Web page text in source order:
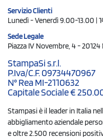
Servizio Clienti
Lunedì - Venerdì 9.00-13.00 |
Sede Legale
Piazza IV Novembre, 4 - 20124
StampaSi s.r.l.
P.Iva/C.F. 09734470967
N° Rea MI-2110632
Capitale Sociale €
Stampasi è il leader in Italia
abbigliamento aziendale
e oltre 2.500 recensioni